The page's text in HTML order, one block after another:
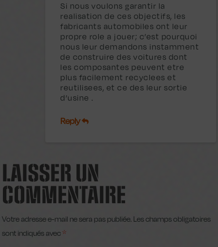
Si nous voulons garantir la
realisation de ces objectifs, les
fabricants automobiles ont leur
propre role a jouer; c’est pourquoi
nous leur demandons instamment
de construire des voitures dont
les composantes peuvent etre
plus facilement recyclees et
reutilisees, et ce des leur sortie
d’usine .
Reply
LAISSER UN
COMMENTAIRE
Votre adresse e-mail ne sera pas publiée. Les champs obligatoires
sont indiqués avec*